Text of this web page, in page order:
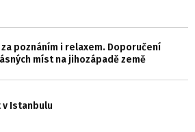
za poznáním i relaxem. Doporučení
míst na jihozápadě země
v Istanbulu